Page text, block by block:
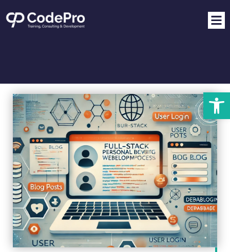
פתח סרגל נגישות